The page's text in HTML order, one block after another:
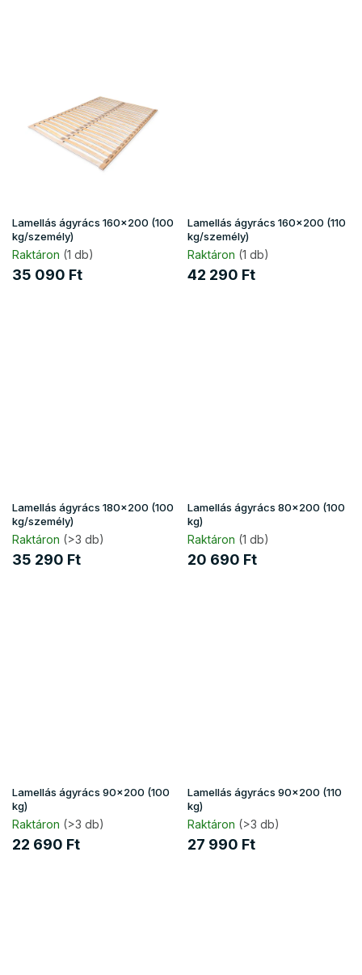
Lamellás ágyrács 160x200 (100
kg/személy)
Raktáron (1 db)
35 090 Ft
Lamellás ágyrács 160x200 (110
kg/személy)
Raktáron (1 db)
42 290 Ft
Lamellás ágyrács 180x200 (100
kg/személy)
Raktáron (>3 db)
35 290 Ft
Lamellás ágyrács 80x200 (100
kg)
Raktáron (1 db)
20 690 Ft
Lamellás ágyrács 90x200 (100
kg)
Raktáron (>3 db)
22 690 Ft
Lamellás ágyrács 90x200 (110
kg)
Raktáron (>3 db)
27 990 Ft